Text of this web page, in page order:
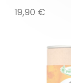
19,90 €